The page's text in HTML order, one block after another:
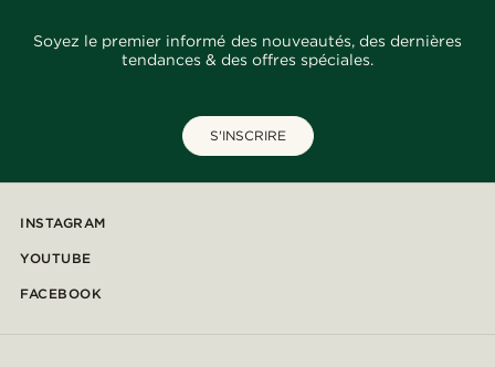
Soyez le premier informé des nouveautés, des dernières
tendances & des offres spéciales.
S'INSCRIRE
INSTAGRAM
YOUTUBE
FACEBOOK